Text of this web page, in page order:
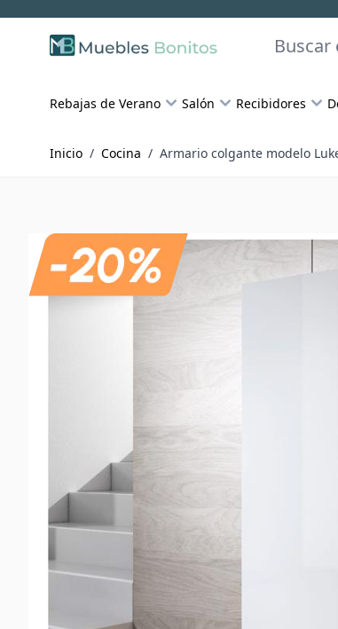
Skip to Content
Buscar
Rebajas de Verano Salón Recibidores
Inicio / Cocina / Armario colgante modelo